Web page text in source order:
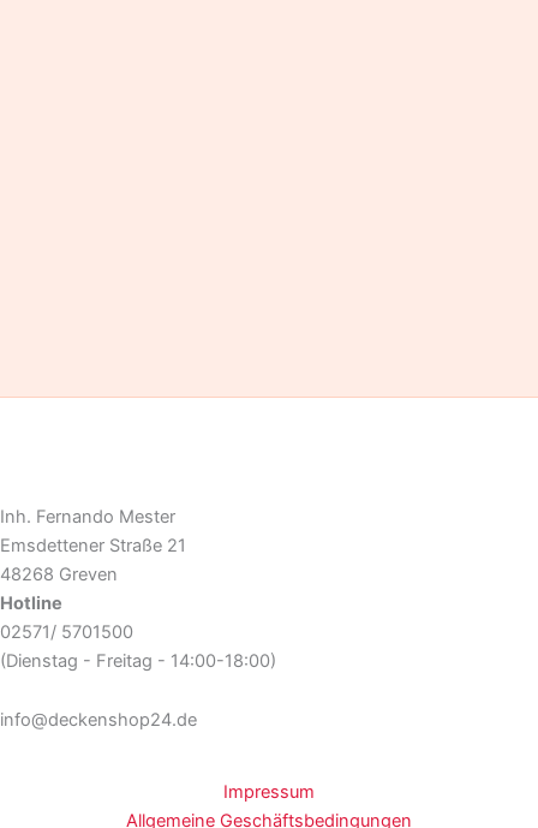
Inh. Fernando Mester
Emsdettener Straße 21
48268 Greven
Hotline
02571/ 5701500
(Dienstag - Freitag - 14:00-18:00)
info@deckenshop24.de
Impressum
Allgemeine Geschäftsbedingungen